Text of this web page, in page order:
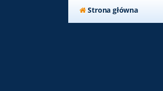
Strona główna